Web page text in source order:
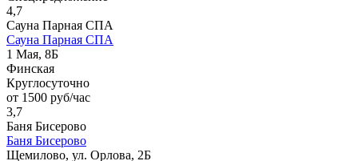
4,7
Сауна Парная СПА
Сауна Парная СПА
1 Мая, 8Б
Финская
Круглосуточно
от 1500 руб/час
3,7
Баня Бисерово
Баня Бисерово
Щемилово, ул. Орлова, 2Б